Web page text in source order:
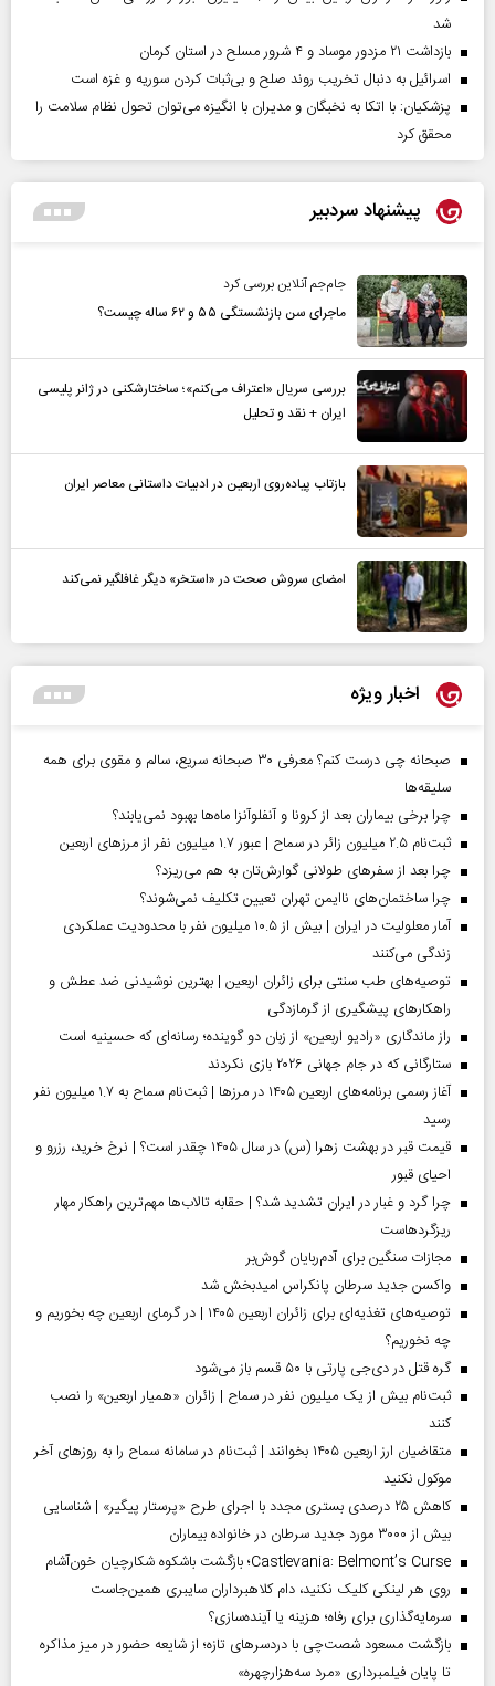
شد
بازداشت ۲۱ مزدور موساد و ۴ شرور مسلح در استان کرمان
اسرائیل به دنبال تخریب روند صلح و بی‌ثبات کردن سوریه و غزه است
پزشکیان: با اتکا به نخبگان و مدیران با انگیزه می‌توان تحول نظام سلامت را
محقق کرد
پیشنهاد سردبیر
جام‌جم آنلاین بررسی کرد
ماجرای سن بازنشستگی ۵۵ و ۶۲ ساله چیست؟
بررسی سریال «اعتراف می‌کنم»؛ ساختارشکنی در ژانر پلیسی
ایران + نقد و تحلیل
بازتاب پیاده‌روی اربعین در ادبیات داستانی معاصر ایران
امضای سروش صحت در «استخر» دیگر غافلگیر نمی‌کند
اخبار ویژه
صبحانه چی درست کنم؟ معرفی ۳۰ صبحانه سریع، سالم و مقوی برای همه
سلیقه‌ها
چرا برخی بیماران بعد از کرونا و آنفلوآنزا ماه‌ها بهبود نمی‌یابند؟
ثبت‌نام ۲.۵ میلیون زائر در سماح | عبور ۱.۷ میلیون نفر از مرز‌های اربعین
چرا بعد از سفرهای طولانی گوارش‌تان به هم می‌ریزد؟
چرا ساختمان‌های ناایمن تهران تعیین تکلیف نمی‌شوند؟
آمار معلولیت در ایران | بیش از ۱۰.۵ میلیون نفر با محدودیت عملکردی
زندگی می‌کنند
توصیه‌های طب سنتی برای زائران اربعین | بهترین نوشیدنی ضد عطش و
راهکارهای پیشگیری از گرمازدگی
راز ماندگاری «رادیو اربعین» از زبان دو گوینده؛ رسانه‌ای که حسینیه است
ستارگانی که در جام جهانی ۲۰۲۶ بازی نکردند
آغاز رسمی برنامه‌های اربعین ۱۴۰۵ در مرز‌ها | ثبت‌نام سماح به ۱.۷ میلیون نفر
رسید
قیمت قبر در بهشت زهرا (س) در سال ۱۴۰۵ چقدر است؟ | نرخ خرید، رزرو و
احیای قبور
چرا گرد و غبار در ایران تشدید شد؟ | حقابه تالاب‌ها مهم‌ترین راهکار مهار
ریزگردهاست
مجازات سنگین برای آدم‌ربایان گوش‌بر
واکسن جدید سرطان پانکراس امیدبخش شد
توصیه‌های تغذیه‌ای برای زائران اربعین ۱۴۰۵ | در گرمای اربعین چه بخوریم و
چه نخوریم؟
گره قتل در دی‌جی پارتی با ۵۰ قسم باز می‌شود
ثبت‌نام بیش از یک میلیون نفر در سماح | زائران «همیار اربعین» را نصب
کنند
متقاضیان ارز اربعین ۱۴۰۵ بخوانند | ثبت‌نام در سامانه سماح را به روز‌های آخر
موکول نکنید
کاهش ۲۵ درصدی بستری مجدد با اجرای طرح «پرستار پیگیر» | شناسایی
بیش از ۳۰۰۰ مورد جدید سرطان در خانواده بیماران
Castlevania: Belmont’s Curse؛ بازگشت باشکوه شکارچیان خون‌آشام
روی هر لینکی کلیک نکنید، دام کلاهبرداران سایبری همین‌جاست
سرمایه‌گذاری برای رفاه؛ هزینه یا آینده‌سازی؟
بازگشت مسعود شصت‌چی با دردسر‌های تازه؛ از شایعه حضور در میز مذاکره
تا پایان فیلمبرداری «مرد سه‌هزارچهره»